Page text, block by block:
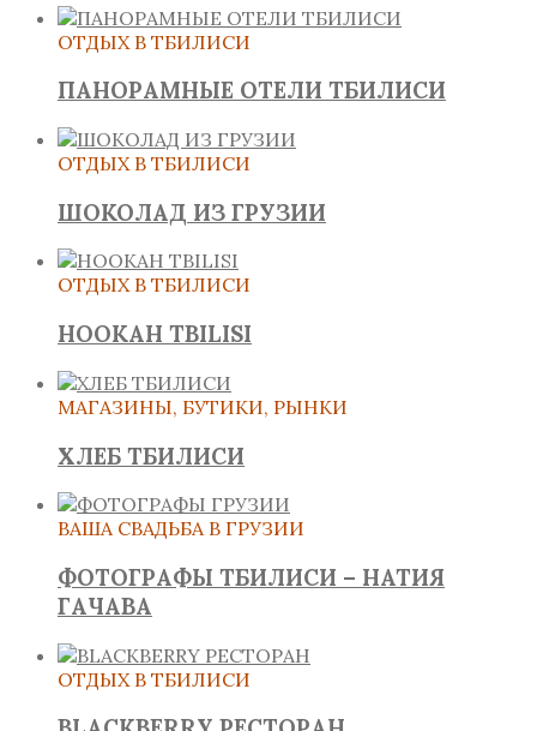
ОТДЫХ В ТБИЛИСИ
ПАНОРАМНЫЕ ОТЕЛИ ТБИЛИСИ
ОТДЫХ В ТБИЛИСИ
ШОКОЛАД ИЗ ГРУЗИИ
ОТДЫХ В ТБИЛИСИ
HOOKAH TBILISI
МАГАЗИНЫ, БУТИКИ, РЫНКИ
ХЛЕБ ТБИЛИСИ
ВАША СВАДЬБА В ГРУЗИИ
ФОТОГРАФЫ ТБИЛИСИ – НАТИЯ
ГАЧАВА
ОТДЫХ В ТБИЛИСИ